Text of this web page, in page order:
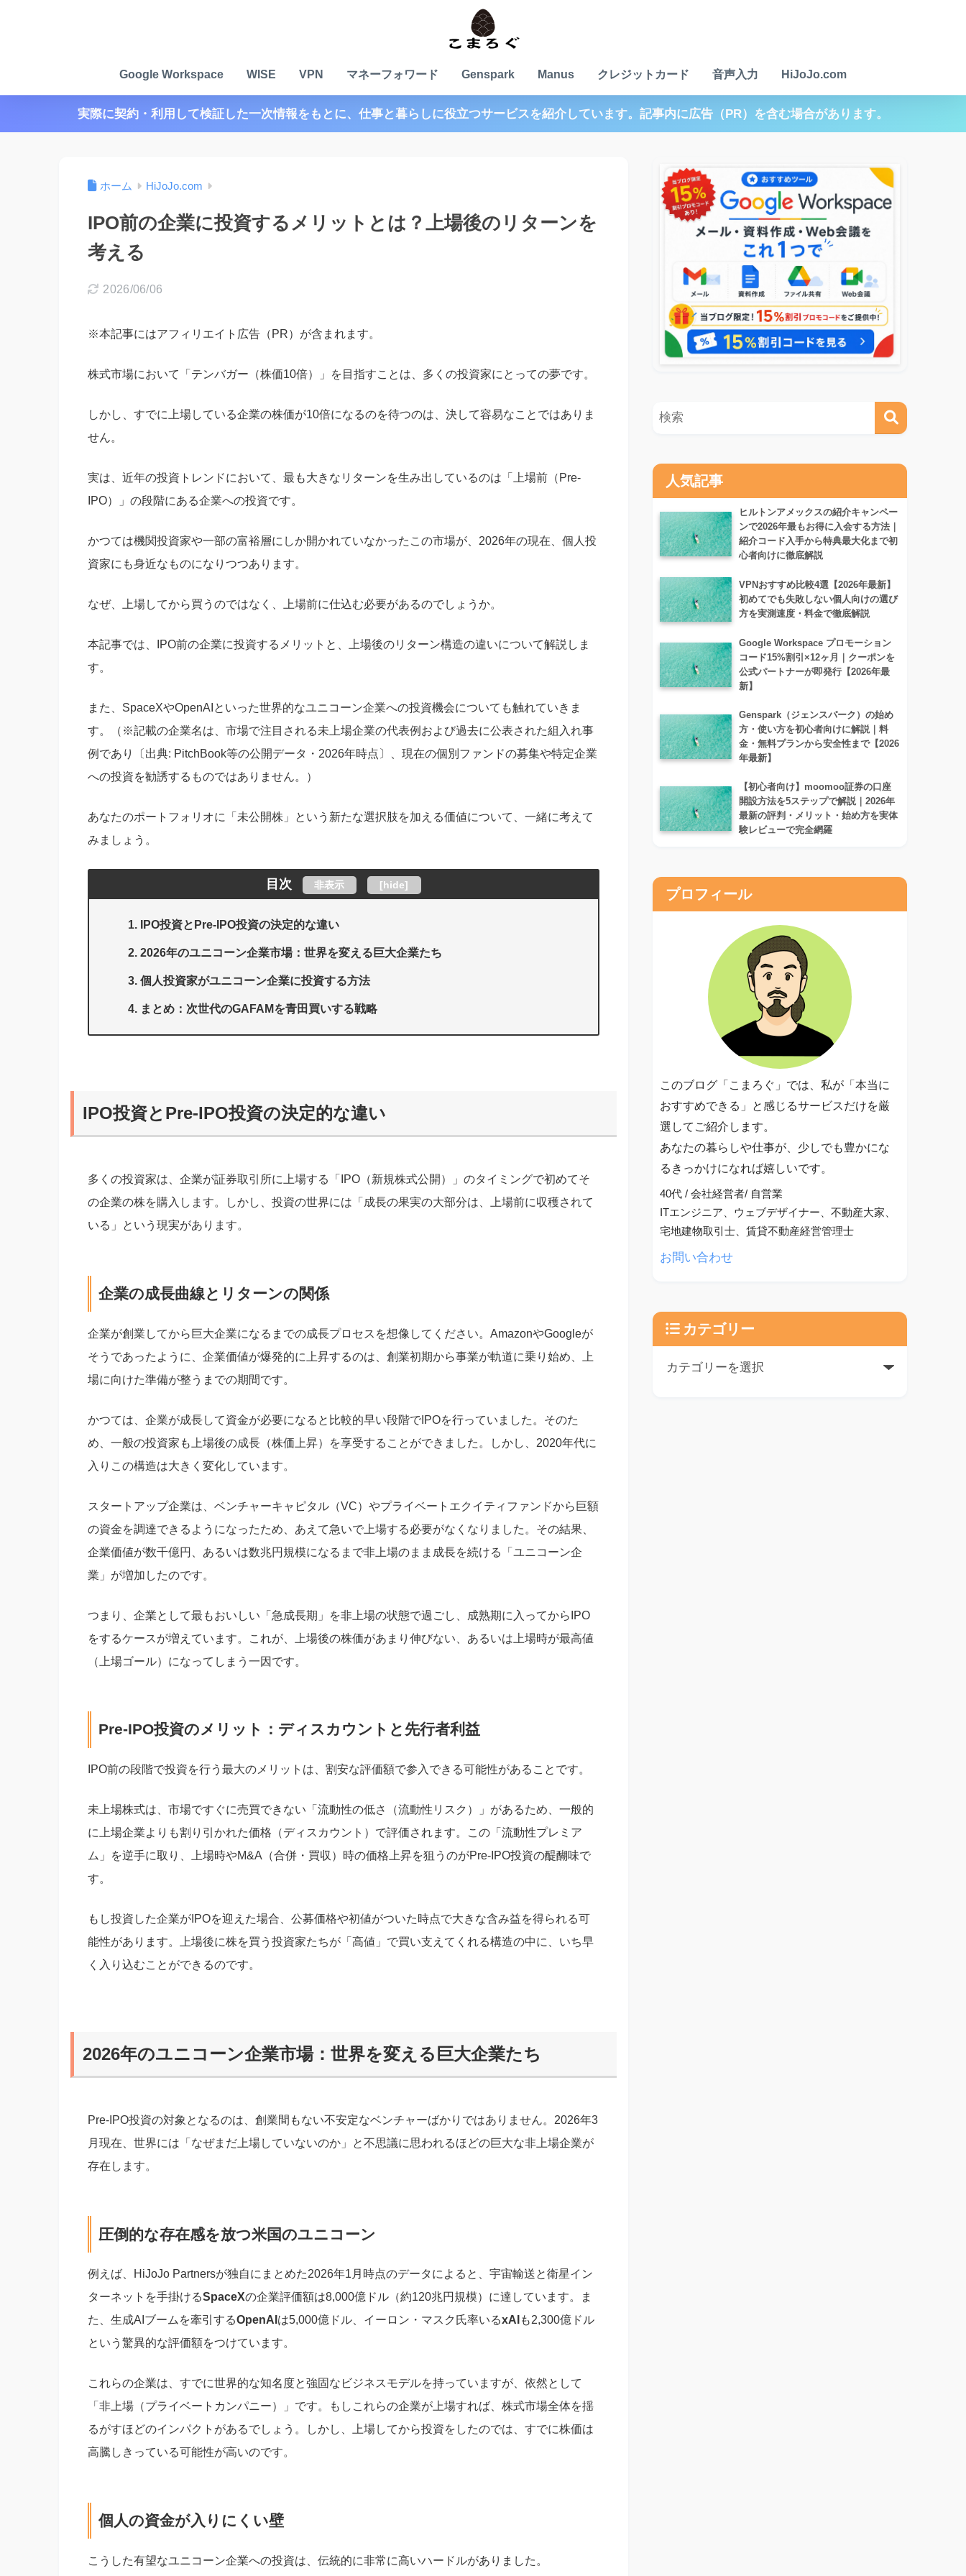
Google Workspace WISE VPN マネーフォワード Genspark Manus クレジットカード 音声入力 HiJoJo.com
実際に契約・利用して検証した一次情報をもとに、仕事と暮らしに役立つサービスを紹介しています。記事内に広告（PR）を含む場合があります。
ホーム HiJoJo.com
IPO前の企業に投資するメリットとは？上場後のリターンを
考える
2026/06/06
※本記事にはアフィリエイト広告（PR）が含まれます。
株式市場において「テンバガー（株価10倍）」を目指すことは、多くの投資家にとっての夢です。
しかし、すでに上場している企業の株価が10倍になるのを待つのは、決して容易なことではありま
せん。
実は、近年の投資トレンドにおいて、最も大きなリターンを生み出しているのは「上場前（Pre-
IPO）」の段階にある企業への投資です。
かつては機関投資家や一部の富裕層にしか開かれていなかったこの市場が、2026年の現在、個人投
資家にも身近なものになりつつあります。
なぜ、上場してから買うのではなく、上場前に仕込む必要があるのでしょうか。
本記事では、IPO前の企業に投資するメリットと、上場後のリターン構造の違いについて解説しま
す。
また、SpaceXやOpenAIといった世界的なユニコーン企業への投資機会についても触れていきま
す。（※記載の企業名は、市場で注目される未上場企業の代表例および過去に公表された組入れ事
例であり〔出典: PitchBook等の公開データ・2026年時点〕、現在の個別ファンドの募集や特定企業
への投資を勧誘するものではありません。）
あなたのポートフォリオに「未公開株」という新たな選択肢を加える価値について、一緒に考えて
みましょう。
目次 非表示 [hide]
IPO投資とPre-IPO投資の決定的な違い
2026年のユニコーン企業市場：世界を変える巨大企業たち
個人投資家がユニコーン企業に投資する方法
まとめ：次世代のGAFAMを青田買いする戦略
IPO投資とPre-IPO投資の決定的な違い
多くの投資家は、企業が証券取引所に上場する「IPO（新規株式公開）」のタイミングで初めてそ
の企業の株を購入します。しかし、投資の世界には「成長の果実の大部分は、上場前に収穫されて
いる」という現実があります。
企業の成長曲線とリターンの関係
企業が創業してから巨大企業になるまでの成長プロセスを想像してください。AmazonやGoogleが
そうであったように、企業価値が爆発的に上昇するのは、創業初期から事業が軌道に乗り始め、上
場に向けた準備が整うまでの期間です。
かつては、企業が成長して資金が必要になると比較的早い段階でIPOを行っていました。そのた
め、一般の投資家も上場後の成長（株価上昇）を享受することができました。しかし、2020年代に
入りこの構造は大きく変化しています。
スタートアップ企業は、ベンチャーキャピタル（VC）やプライベートエクイティファンドから巨額
の資金を調達できるようになったため、あえて急いで上場する必要がなくなりました。その結果、
企業価値が数千億円、あるいは数兆円規模になるまで非上場のまま成長を続ける「ユニコーン企
業」が増加したのです。
つまり、企業として最もおいしい「急成長期」を非上場の状態で過ごし、成熟期に入ってからIPO
をするケースが増えています。これが、上場後の株価があまり伸びない、あるいは上場時が最高値
（上場ゴール）になってしまう一因です。
Pre-IPO投資のメリット：ディスカウントと先行者利益
IPO前の段階で投資を行う最大のメリットは、割安な評価額で参入できる可能性があることです。
未上場株式は、市場ですぐに売買できない「流動性の低さ（流動性リスク）」があるため、一般的
に上場企業よりも割り引かれた価格（ディスカウント）で評価されます。この「流動性プレミア
ム」を逆手に取り、上場時やM&A（合併・買収）時の価格上昇を狙うのがPre-IPO投資の醍醐味で
す。
もし投資した企業がIPOを迎えた場合、公募価格や初値がついた時点で大きな含み益を得られる可
能性があります。上場後に株を買う投資家たちが「高値」で買い支えてくれる構造の中に、いち早
く入り込むことができるのです。
2026年のユニコーン企業市場：世界を変える巨大企業たち
Pre-IPO投資の対象となるのは、創業間もない不安定なベンチャーばかりではありません。2026年3
月現在、世界には「なぜまだ上場していないのか」と不思議に思われるほどの巨大な非上場企業が
存在します。
圧倒的な存在感を放つ米国のユニコーン
例えば、HiJoJo Partnersが独自にまとめた2026年1月時点のデータによると、宇宙輸送と衛星イン
ターネットを手掛けるSpaceXの企業評価額は8,000億ドル（約120兆円規模）に達しています。ま
た、生成AIブームを牽引するOpenAI は5,000億ドル、イーロン・マスク氏率いるxAI も2,300億ドル
という驚異的な評価額をつけています。
これらの企業は、すでに世界的な知名度と強固なビジネスモデルを持っていますが、依然として
「非上場（プライベートカンパニー）」です。もしこれらの企業が上場すれば、株式市場全体を揺
るがすほどのインパクトがあるでしょう。しかし、上場してから投資をしたのでは、すでに株価は
高騰しきっている可能性が高いのです。
個人の資金が入りにくい壁
こうした有望なユニコーン企業への投資は、伝統的に非常に高いハードルがありました。
人気記事
ヒルトンアメックスの紹介キャンペー
ンで2026年最もお得に入会する方法｜
紹介コード入手から特典最大化まで初
心者向けに徹底解説
VPNおすすめ比較4選【2026年最新】
初めてでも失敗しない個人向けの選び
方を実測速度・料金で徹底解説
Google Workspace プロモーション
コード15%割引×12ヶ月｜クーポンを
公式パートナーが即発行【2026年最
新】
Genspark（ジェンスパーク）の始め
方・使い方を初心者向けに解説｜料
金・無料プランから安全性まで【2026
年最新】
【初心者向け】moomoo証券の口座
開設方法を5ステップで解説｜2026年
最新の評判・メリット・始め方を実体
験レビューで完全網羅
プロフィール
このブログ「こまろぐ」では、私が「本当に
おすすめできる」と感じるサービスだけを厳
選してご紹介します。
あなたの暮らしや仕事が、少しでも豊かにな
るきっかけになれば嬉しいです。
40代 / 会社経営者/ 自営業
ITエンジニア、ウェブデザイナー、不動産大家、
宅地建物取引士、賃貸不動産経営管理士
お問い合わせ
カテゴリー